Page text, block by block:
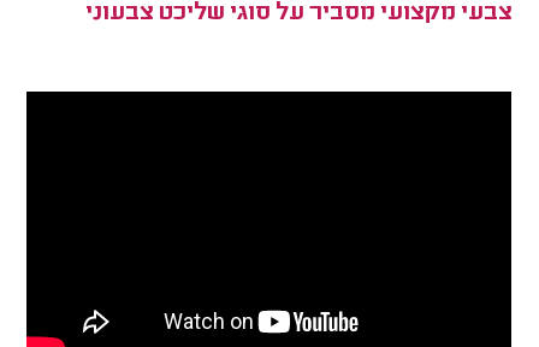
צבעי מקצועי מסביר על סוגי שליכט צבעוני